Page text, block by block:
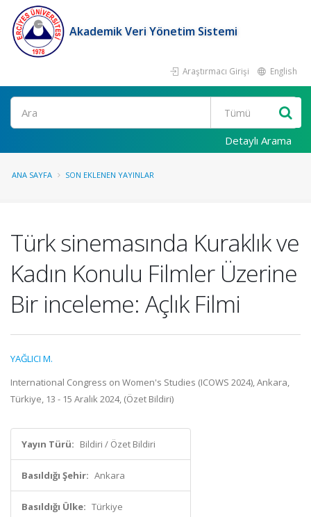
Akademik Veri Yönetim Sistemi
Araştırmacı Girişi English
Ara
Detaylı Arama
ANA SAYFA SON EKLENEN YAYINLAR
Türk sinemasında Kuraklık ve
Kadın Konulu Filmler Üzerine
Bir inceleme: Açlık Filmi
YAĞLICI M.
International Congress on Women's Studies (ICOWS 2024), Ankara,
Türkiye, 13 - 15 Aralık 2024, (Özet Bildiri)
Yayın Türü: Bildiri / Özet Bildiri
Basıldığı Şehir: Ankara
Basıldığı Ülke: Türkiye